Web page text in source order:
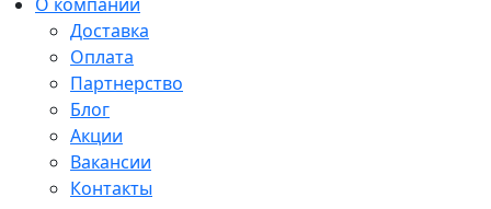
Доставка
Оплата
Партнерство
Блог
Акции
Вакансии
Контакты